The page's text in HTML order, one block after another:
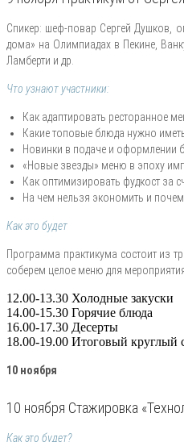
Спикер: шеф-повар Сергей Душков,
дома» на Олимпиадах в Пекине,
Ламберти и др.
Что узнают участники:
Как адаптировать ресторанное
Какие топовые блюда нужно
Новинки в подаче и оформлении
«Новые звезды» меню в эпоху
Как оптимизировать фудкост за
На чем нельзя экономить и
Как это будет
Программа практикума состоит из
соберем целое меню для
12.00-13.30 Холодные закуски
14.00-15.30 Горячие блюда
16.00-17.30 Десерты
18.00-19.00 Итоговый круглый
10 ноября
10 ноября Стажировка
Как это будет?